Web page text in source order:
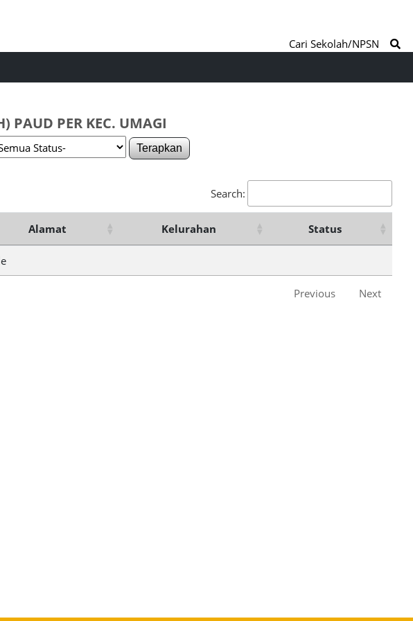
Cari Sekolah/NPSN
PAUD PER KEC. UMAGI
Terapkan
Search:
Alamat Kelurahan Status
Previous Next